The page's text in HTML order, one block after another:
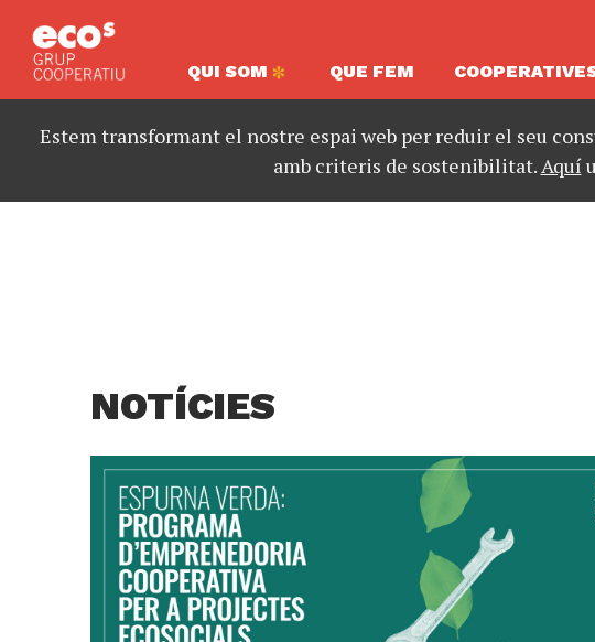
QUI SOM QUE FEM
Estem transformant el nostre espai web per reduir el seu
amb criteris de sostenibilitat.Aquí
NOTÍCIES